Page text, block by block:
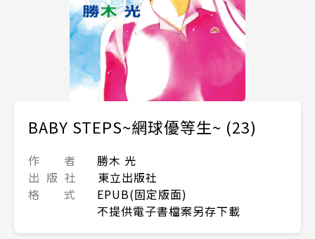
BABY STEPS~網球優等生~ (23)
作 者
勝木 光
出 版 社
東立出版社
格 式
EPUB(固定版面)
不提供電子書檔案另存下載